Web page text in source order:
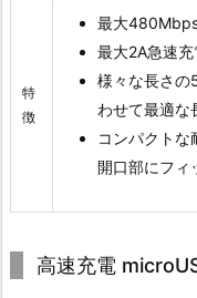
特
徴
最大
最大2A急速充
様々な長さの
わせて最適な
コンパクトな
開口部にフィ
高速充電